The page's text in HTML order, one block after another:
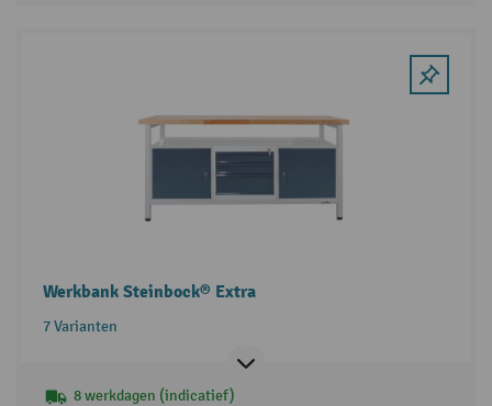
Werkbank Steinbock® Extra
7 Varianten
8 werkdagen (indicatief)